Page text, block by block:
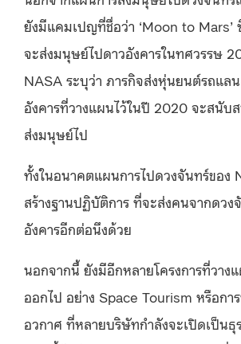
ยังมีแคมเปญที่ชื่อว่า ‘Moon to Mars’
จะส่งมนุษย์ไปดาวอังคารในทศวรรษ
NASA ระบุว่า ภารกิจส่งหุ่นยนต์รถแลน
อังคารที่วางแผนไว้ในปี 2020 จะสนับ
ส่งมนุษย์ไป
ทั้งในอนาคตแผนการไปดวงจันทร์ของ
สร้างฐานปฏิบัติการ ที่จะส่งคนจากดวง
อังคารอีกต่อนึงด้วย
นอกจากนี้ ยังมีอีกหลายโครงการที่วา
ออกไป อย่าง Space Tourism หรือกา
อวกาศ ที่หลายบริษัทกำลังจะเปิดเป็นธุ